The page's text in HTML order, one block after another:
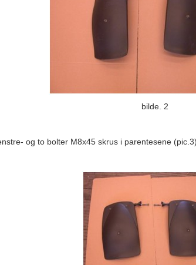
bilde. 2
og to bolter M8x45 skrus i parentesene